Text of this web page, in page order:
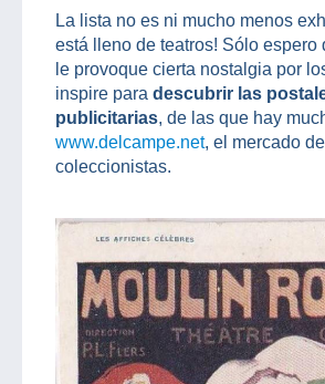
La lista no es ni mucho menos
está lleno de teatros! Sólo espero
le provoque cierta nostalgia por
inspire para descubrir las
publicitarias, de las que hay
www.delcampe.net, el mercado
coleccionistas.